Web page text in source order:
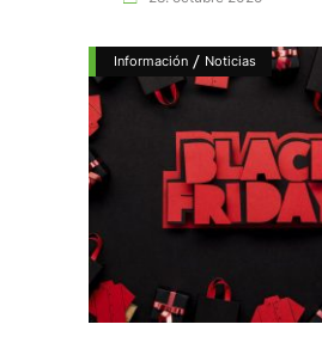
Información / Noticias